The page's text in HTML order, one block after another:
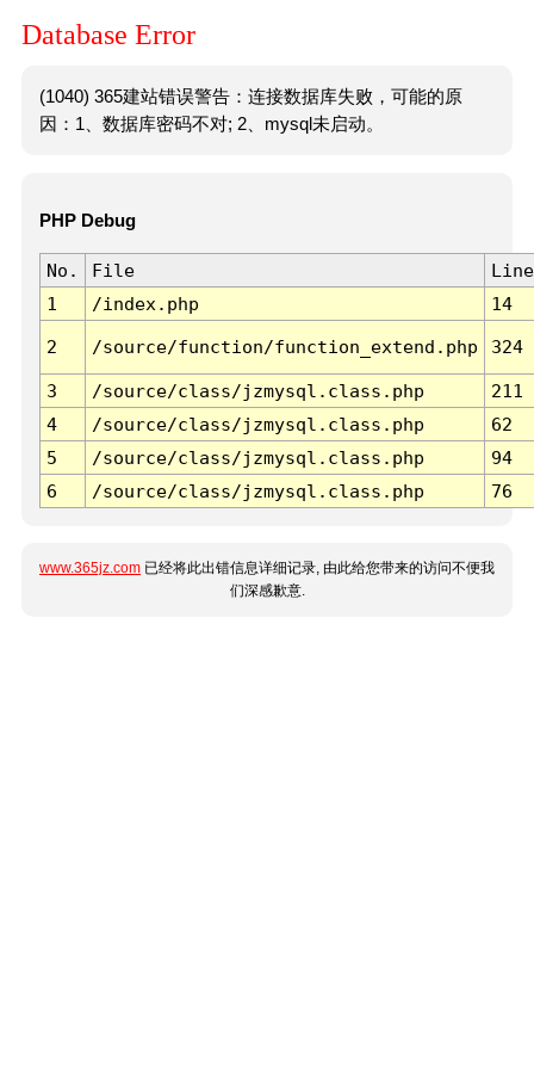
Database Error
(1040) 365建站错误警告：连接数据库失败，可能的原
因：1、数据库密码不对; 2、mysql未启动。
PHP Debug
No. File
Line
1
/index.php 14
2 /source/function/function_extend.php 324
3 /source/class/jzmysql.class.php
211
4
/source/class/jzmysql.class.php
62
5
/source/class/jzmysql.class.php
94
6
/source/class/jzmysql.class.php 76
www.365jz.com 已经将此出错信息详细记录, 由此给您带来的访问不便我
们深感歉意.